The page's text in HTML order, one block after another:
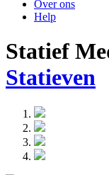
Over ons
Help
Statief
Statieven